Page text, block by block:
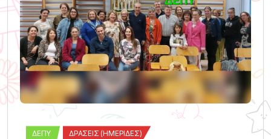
ΔΕΠΥ ΔΡΆΣΕΙΣ (ΗΜΕΡΊΔΕΣ)